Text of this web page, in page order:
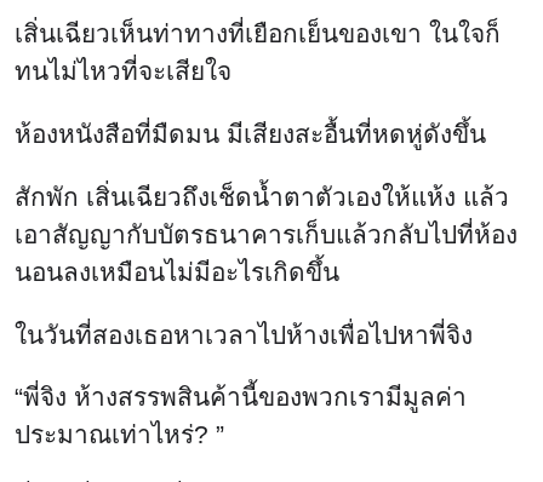
เสิ่นเฉียวเห็นท่าทางที่เยือกเย็นของเขา ในใจก็
ทนไม่ไหวที่จะเสียใจ
ห้องหนังสือที่มืดมน มีเสียงสะอื้นที่หดหู่ดังขึ้น
สักพัก เสิ่นเฉียวถึงเช็ดน้ำตาตัวเองให้แห้ง แล้ว
เอาสัญญากับบัตรธนาคารเก็บแล้วกลับไปที่ห้อง
นอนลงเหมือนไม่มีอะไรเกิดขึ้น
ในวันที่สองเธอหาเวลาไปห้างเพื่อไปหาพี่จิง
“พี่จิง ห้างสรรพสินค้านี้ของพวกเรามีมูลค่า
ประมาณเท่าไหร่? ”